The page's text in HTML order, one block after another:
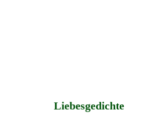
Liebesgedichte